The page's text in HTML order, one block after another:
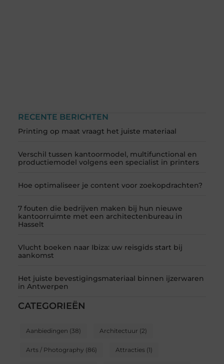
RECENTE BERICHTEN
Printing op maat vraagt het juiste materiaal
Verschil tussen kantoormodel, multifunctional en
productiemodel volgens een specialist in printers
Hoe optimaliseer je content voor zoekopdrachten?
7 fouten die bedrijven maken bij hun nieuwe
kantoorruimte met een architectenbureau in
Hasselt
Vlucht boeken naar Ibiza: uw reisgids start bij
aankomst
Het juiste bevestigingsmateriaal binnen ijzerwaren
in Antwerpen
CATEGORIEËN
Aanbiedingen (38) Architectuur (2)
Arts / Photography (86) Attracties(1)